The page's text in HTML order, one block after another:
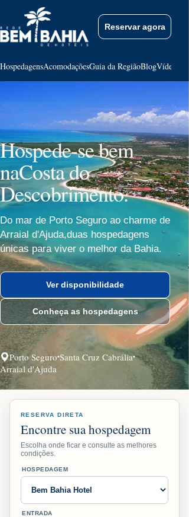
HospedagensAcomodaçõesGuia da RegiãoBlogVídeos
Reservar agora
Hospede-se bem
naCosta do
Descobrimento.
Do mar de Porto Seguro ao charme de
Arraial d'Ajuda,duas hospedagens
únicas para viver o melhor da Bahia.
Ver disponibilidade
Conheça as hospedagens
Porto Seguro•Santa Cruz Cabrália•
Arraial d'Ajuda
RESERVA DIRETA
Encontre sua hospedagem
Escolha onde ficar e consulte as melhores
condições.
HOSPEDAGEM
ENTRADA